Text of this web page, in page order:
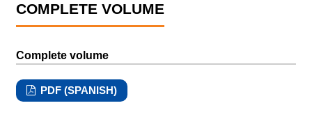
COMPLETE VOLUME
Complete volume
PDF (SPANISH)